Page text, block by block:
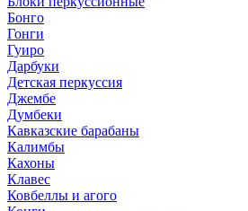
Бонго
Гонги
Гуиро
Дарбуки
Детская перкуссия
Джембе
Думбеки
Кавказские барабаны
Калимбы
Кахоны
Клавес
Ковбеллы и агого